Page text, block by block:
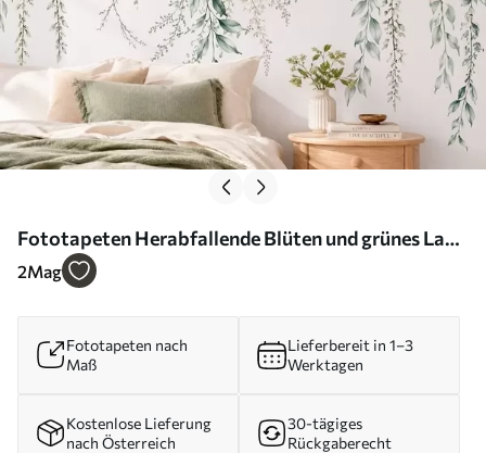
Fototapeten Herabfallende Blüten und grünes Laub
vor hellem Hintergrund N° w05736
2Mag
Fototapeten nach
Maß
Lieferbereit in 1–3
Werktagen
Kostenlose Lieferung
nach Österreich
30-tägiges
Rückgaberecht